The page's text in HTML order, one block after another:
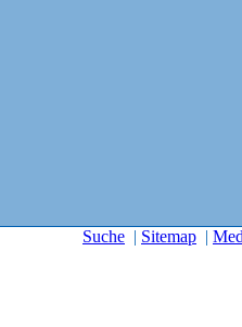
Suche | Sitemap |